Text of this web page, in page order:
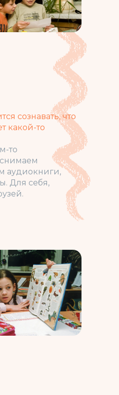
сознавать, что
какой-то
то
снимаем
аудиокниги,
Для себя,